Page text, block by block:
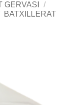
GERVASI
/
BATXILLERAT